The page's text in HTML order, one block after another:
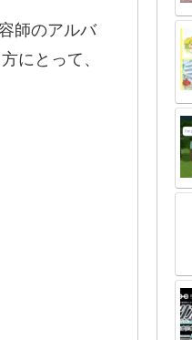
師のアルバ
にとって、